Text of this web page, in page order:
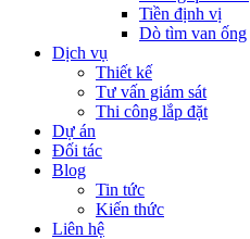
Tiền định vị
Dò tìm van ống
Dịch vụ
Thiết kế
Tư vấn giám sát
Thi công lắp đặt
Dự án
Đối tác
Blog
Tin tức
Kiến thức
Liên hệ